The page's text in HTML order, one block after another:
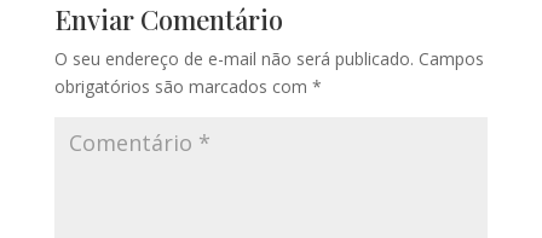
Enviar Comentário
O seu endereço de e-mail não será publicado. Campos
obrigatórios são marcados com *